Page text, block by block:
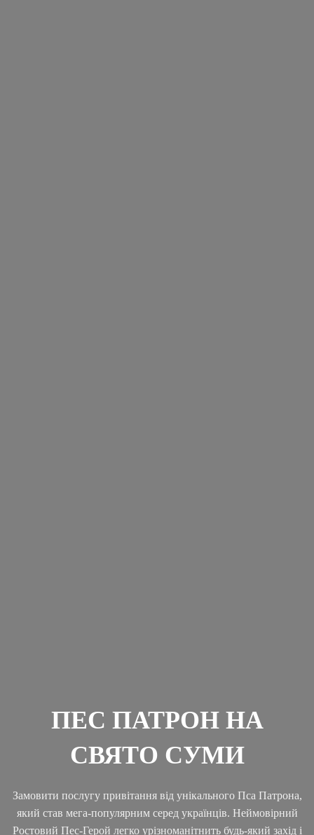
ПЕС ПАТРОН НА
СВЯТО СУМИ
Замовити послугу привітання від унікального Пса Патрона,
який став мега-популярним серед українців. Неймовірний
Ростовий Пес-Герой легко урізноманітнить будь-який захід і